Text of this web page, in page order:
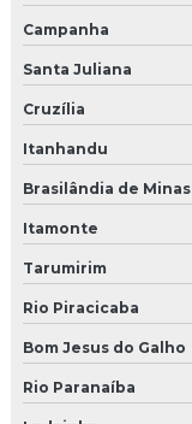
Campanha
Santa Juliana
Cruzília
Itanhandu
Brasilândia de Minas
Itamonte
Tarumirim
Rio Piracicaba
Bom Jesus do Galho
Rio Paranaíba